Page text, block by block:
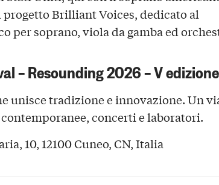
Brilliant Voices, dedicato al
per soprano, viola da gamba ed
– Resounding 2026 – V edizione
unisce tradizione e innovazione. Un
concerti e laboratori.
10, 12100 Cuneo, CN, Italia